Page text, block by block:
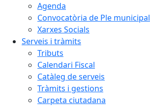
Agenda
Convocatòria de Ple municipal
Xarxes Socials
Serveis i tràmits
Tributs
Calendari Fiscal
Catàleg de serveis
Tràmits i gestions
Carpeta ciutadana